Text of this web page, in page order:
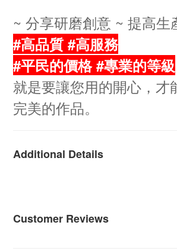
~ 分享研磨創意 ~ 提高生
#高品質 #高服務
#平民的價格 #專業的等級
就是要讓您用的開心，才
完美的作品。
Additional Details
Customer Reviews